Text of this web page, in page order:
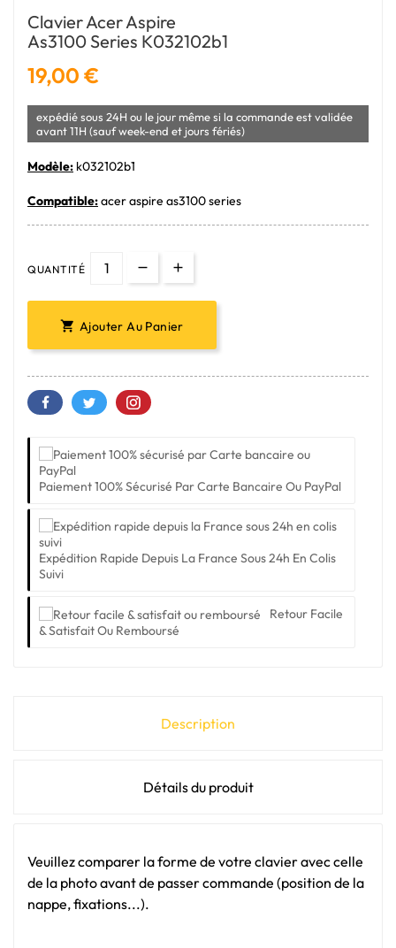
Clavier Acer Aspire
As3100 Series K032102b1
19,00 €
expédié sous 24H ou le jour même si la commande est validée
avant 11H (sauf week-end et jours fériés)
Modèle: k032102b1
Compatible:acer aspire as3100 series
QUANTITÉ
 Ajouter Au Panier
Paiement 100% Sécurisé Par Carte Bancaire Ou PayPal
Expédition Rapide Depuis La France Sous 24h En Colis
Suivi
Retour Facile
& Satisfait Ou Remboursé
Description
Détails du produit
Veuillez comparer la forme de votre clavier avec celle
de la photo avant de passer commande (position de la
nappe, fixations...).